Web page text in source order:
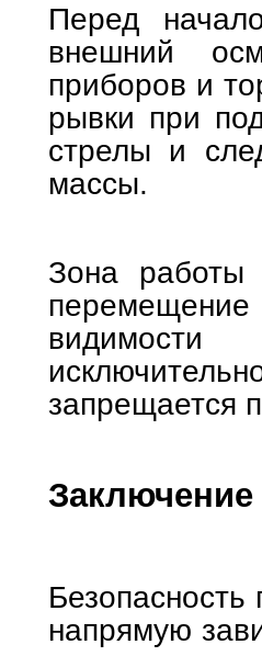
Перед
внешний
приборов и
рывки при
стрелы и
массы.
Зона
запрещается
Заключение
Безопасность
напрямую